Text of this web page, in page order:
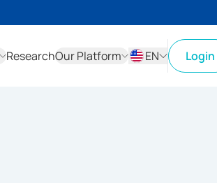
ResearchOur Platform
EN
Login